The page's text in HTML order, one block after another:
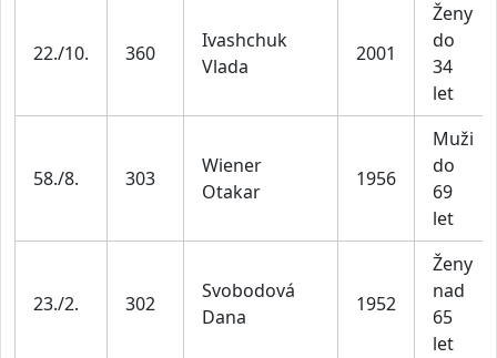
22./10. 360
Ivashchuk
Vlada
2001
Ženy
do
34
let
58./8. 303
Wiener
Otakar
1956
Muži
do
69
let
23./2. 302
Svobodová
Dana
1952
Ženy
nad
65
let